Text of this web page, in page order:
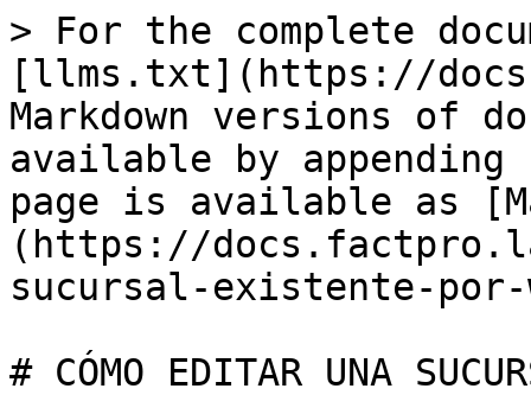
> For the complete
[llms.txt](https://
Markdown versions of
available by
page is available as
(https://
sucursal-existente-por-
# CÓMO EDITAR UNA